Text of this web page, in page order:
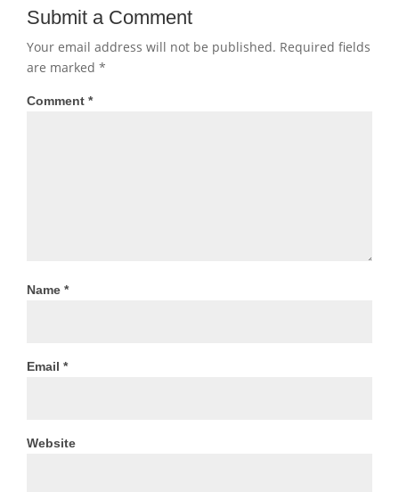
Submit a Comment
Your email address will not be published. Required fields
are marked *
Comment *
Name *
Email *
Website